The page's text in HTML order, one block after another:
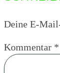
Deine E-
Kommentar *